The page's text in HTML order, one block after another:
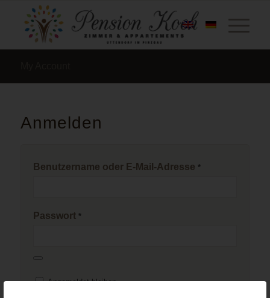
Anmelden
Benutzername oder E-Mail-Adresse *
Passwort *
Angemeldet bleiben